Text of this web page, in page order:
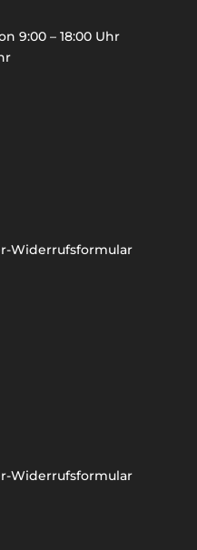
9:00 – 18:00 Uhr
Widerrufsformular
Widerrufsformular